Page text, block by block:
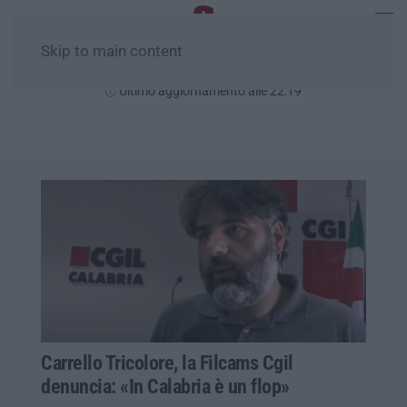
Skip to main content
Ultimo aggiornamento alle 22:19
Carrello Tricolore, la Filcams Cgil
denuncia: «In Calabria è un flop»